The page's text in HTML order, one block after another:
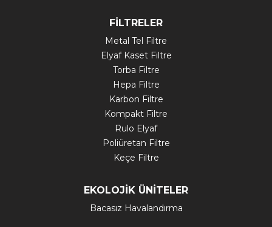
FİLTRELER
Metal Tel Filtre
Elyaf Kaset Filtre
Torba Filtre
Hepa Filtre
Karbon Filtre
Kompakt Filtre
Rulo Elyaf
Poliüretan Filtre
Keçe Filtre
EKOLOJİK ÜNİTELER
Bacasız Havalandırma